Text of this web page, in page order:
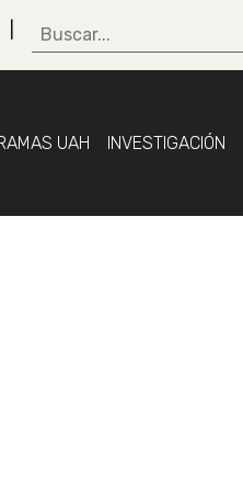
UAH INVESTIGACIÓN